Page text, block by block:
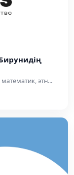
этн...